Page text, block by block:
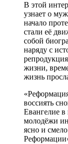
В этой
узнает о
начало
стали её
собой
наряду с
жизни,
жизнь
воссиять
Евангелие
молодёжи
ясно и